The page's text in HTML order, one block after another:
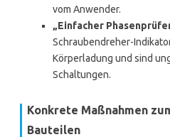
vom Anwender.
„Einfacher
Schraubendreher-
Körperladung und sind
Schaltungen.
Konkrete Maßnahmen
Bauteilen